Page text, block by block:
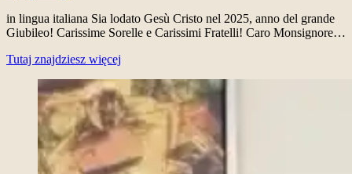
in lingua italiana Sia lodato Gesù Cristo nel 2025, anno del grande
Giubileo! Carissime Sorelle e Carissimi Fratelli! Caro Monsignore…
Tutaj znajdziesz więcej